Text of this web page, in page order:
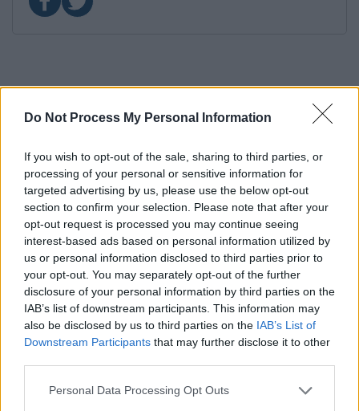
Do Not Process My Personal Information
If you wish to opt-out of the sale, sharing to third parties, or
processing of your personal or sensitive information for
targeted advertising by us, please use the below opt-out
section to confirm your selection. Please note that after your
opt-out request is processed you may continue seeing
interest-based ads based on personal information utilized by
us or personal information disclosed to third parties prior to
your opt-out. You may separately opt-out of the further
disclosure of your personal information by third parties on the
IAB’s list of downstream participants. This information may
also be disclosed by us to third parties on the IAB’s List of
Downstream Participants that may further disclose it to other
Please note that this website/app uses one or more Google
Personal Data Processing Opt Outs
13.05.2026 23:30